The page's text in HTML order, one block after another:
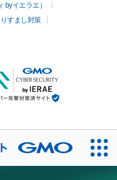
byイエラエ）
すまし対策